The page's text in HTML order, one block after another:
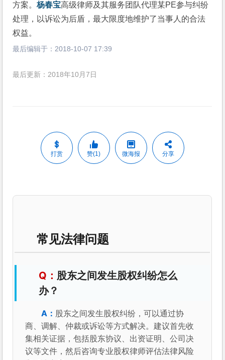
方案。杨春宝高级律师及其服务团队代理某PE参与纠纷
处理，以诉讼为后盾，最大限度地维护了当事人的合法
权益。
最后编辑于： 2018-10-07 17:39
最后更新：2018年10月7日
打赏 赞(1) 微海报 分享
常见法律问题
股东之间发生股权纠纷怎么
办？
股东之间发生股权纠纷，可以通过协
商、调解、仲裁或诉讼等方式解决。建议首先收
集相关证据，包括股东协议、出资证明、公司决
议等文件，然后咨询专业股权律师评估法律风险